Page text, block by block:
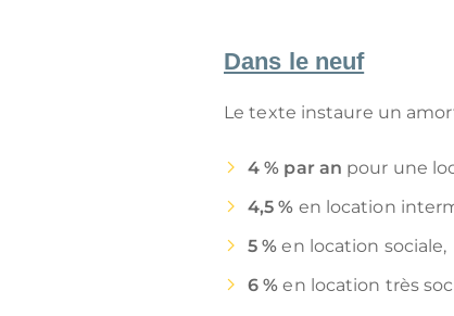
Dans le neuf
Le texte instaure un
4 % par an pour une
4,5 % en location
5 % en location sociale,
6 % en location très